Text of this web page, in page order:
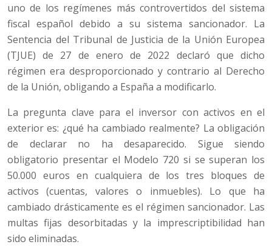
uno de los regímenes más controvertidos del sistema
fiscal español debido a su sistema sancionador. La
Sentencia del Tribunal de Justicia de la Unión Europea
(TJUE) de 27 de enero de 2022 declaró que dicho
régimen era desproporcionado y contrario al Derecho
de la Unión, obligando a España a modificarlo.
La pregunta clave para el inversor con activos en el
exterior es: ¿qué ha cambiado realmente? La obligación
de declarar no ha desaparecido. Sigue siendo
obligatorio presentar el Modelo 720 si se superan los
50.000 euros en cualquiera de los tres bloques de
activos (cuentas, valores o inmuebles). Lo que ha
cambiado drásticamente es el régimen sancionador. Las
multas fijas desorbitadas y la imprescriptibilidad han
sido eliminadas.